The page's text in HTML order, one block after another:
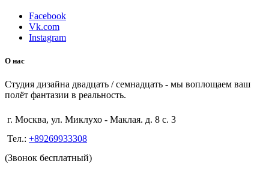
Facebook
Vk.com
Instagram
О нас
Студия дизайна двадцать / семнадцать - мы воплощаем ваш
полёт фантазии в реальность.
г. Москва, ул. Миклухо - Маклая. д. 8 с. 3
Тел.: +89269933308
(Звонок бесплатный)